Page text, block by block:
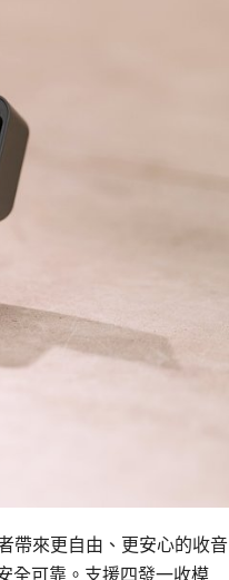
帶來更自由、更安心的收音
全可靠。支援四發一收模